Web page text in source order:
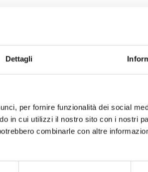
Dettagli
per fornire funzionalità dei social
in cui utilizzi il nostro sito con i nostri
combinarle con altre
Sirena da